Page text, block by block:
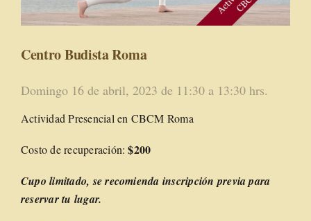
Centro Budista Roma
Domingo 16 de abril, 2023 de 11:30 a 13:30 hrs.
Actividad Presencial en CBCM Roma
Costo de recuperación: $200
Cupo limitado, se recomienda inscripción previa para
reservar tu lugar.